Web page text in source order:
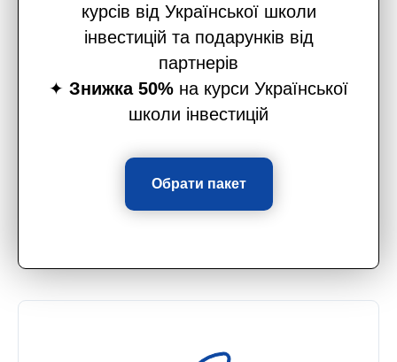
курсів від Української школи
інвестицій та подарунків від
партнерів
✦ Знижка 50% на курси Української
школи інвестицій
Обрати пакет